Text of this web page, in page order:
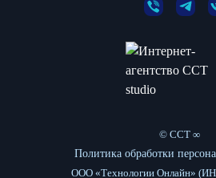
© CCT ∞
Политика обработки
ООО «Технологии Онлайн»